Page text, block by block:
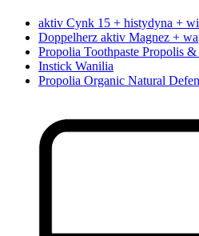
aktiv Cynk 15 + histydyna +
Doppelherz aktiv Magnez +
Propolia Toothpaste Propolis
Instick Wanilia
Propolia Organic Natural